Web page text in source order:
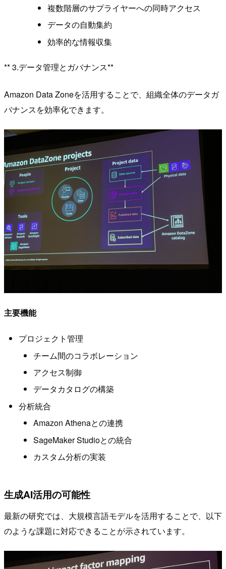
複数階層のサプライヤーへの同時アクセス
データの自動集約
効率的な情報収集
** 3.データ管理とガバナンス**
Amazon Data Zoneを活用することで、組織全体のデータガ
バナンスを効率化できます。
主要機能
プロジェクト管理
チーム間のコラボレーション
アクセス制御
データカタログの構築
分析統合
Amazon Athenaとの連携
SageMaker Studioとの統合
カスタム分析の実装
生成AI活用の可能性
最新の研究では、大規模言語モデルを活用することで、以下
のような課題に対応できることが示されています。